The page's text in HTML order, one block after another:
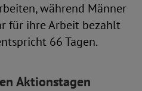
während Männer
für ihre Arbeit bezahlt
66 Tagen.
Aktionstagen